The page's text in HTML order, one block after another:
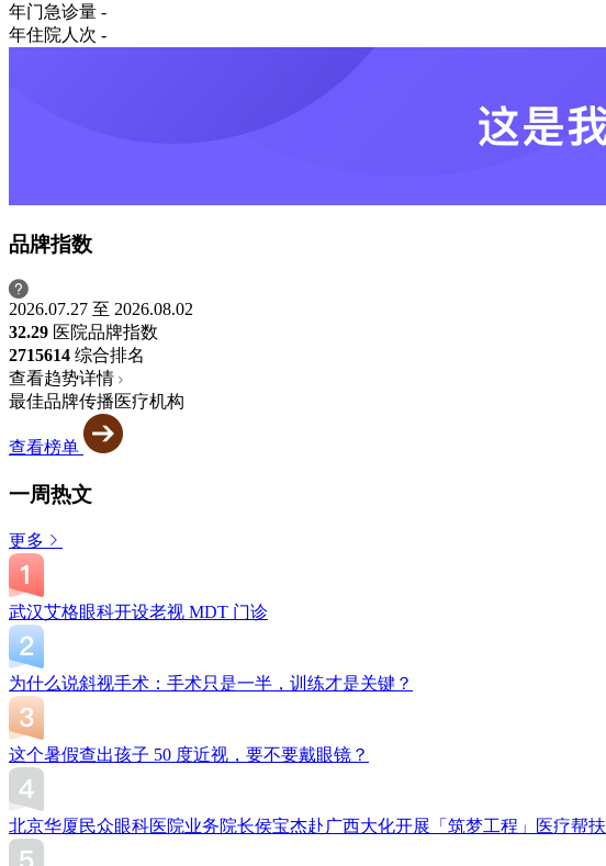
年门急诊量 -
年住院人次 -
品牌指数
2026.07.27 至 2026.08.02
32.29 医院品牌指数
2715614 综合排名
查看趋势详情
最佳品牌传播医疗机构
查看榜单
一周热文
更多
武汉艾格眼科开设老视 MDT 门诊
为什么说斜视手术：手术只是一半，训练才是关键？
这个暑假查出孩子 50 度近视，要不要戴眼镜？
北京华厦民众眼科医院业务院长侯宝杰赴广西大化开展「筑梦工程」医疗帮扶